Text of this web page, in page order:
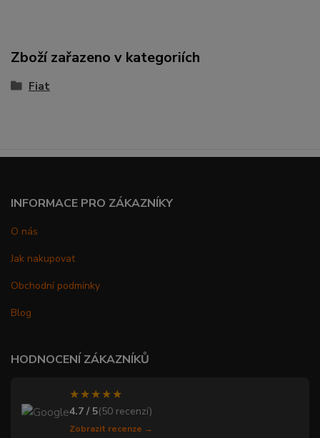
Zboží zařazeno v kategoriích
Fiat
INFORMACE PRO ZÁKAZNÍKY
O nás
Jak nakupovat
Obchodní podmínky
Blog
HODNOCENÍ ZÁKAZNÍKŮ
★★★★★
4.7 / 5(50 recenzí)
Zobrazit recenze →